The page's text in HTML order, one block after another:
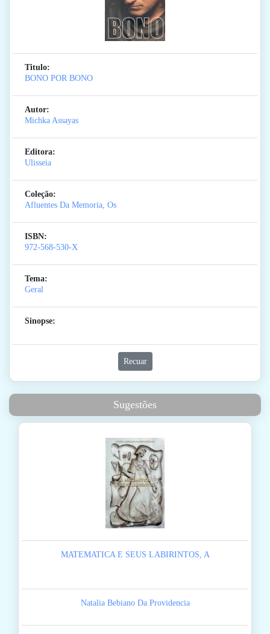
Titulo:
BONO POR BONO
Autor:
Michka Assayas
Editora:
Ulisseia
Coleção:
Afluentes Da Memoria, Os
ISBN:
972-568-530-X
Tema:
Geral
Sinopse:
Recuar
Sugestões
MATEMATICA E SEUS LABIRINTOS, A
Natalia Bebiano Da Providencia